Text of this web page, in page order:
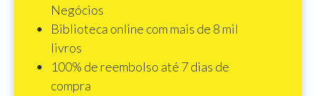
Negócios
Biblioteca online com mais de 8 mil
livros
100% de reembolso até 7 dias de
compra